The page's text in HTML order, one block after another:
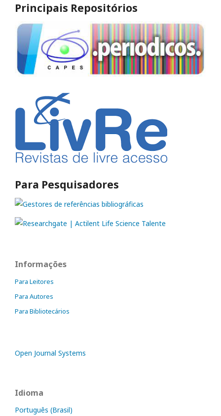
Principais Repositórios
Para Pesquisadores
Informações
Para Leitores
Para Autores
Para Bibliotecários
Open Journal Systems
Idioma
Português (Brasil)